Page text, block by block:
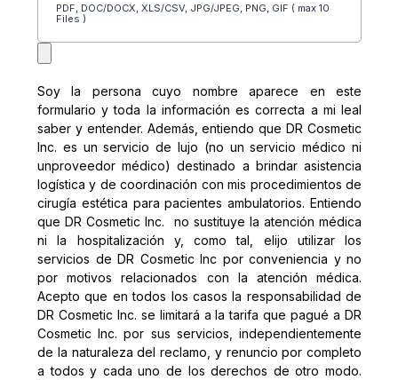
PDF, DOC/DOCX, XLS/CSV, JPG/JPEG, PNG, GIF ( max 10
Files )
Soy la persona cuyo nombre aparece en este
formulario y toda la información es correcta a mi leal
saber y entender. Además, entiendo que DR Cosmetic
Inc. es un servicio de lujo (no un servicio médico ni
unproveedor médico) destinado a brindar asistencia
logística y de coordinación con mis procedimientos de
cirugía estética para pacientes ambulatorios. Entiendo
que DR Cosmetic Inc. no sustituye la atención médica
ni la hospitalización y, como tal, elijo utilizar los
servicios de DR Cosmetic Inc por conveniencia y no
por motivos relacionados con la atención médica.
Acepto que en todos los casos la responsabilidad de
DR Cosmetic Inc. se limitará a la tarifa que pagué a DR
Cosmetic Inc. por sus servicios, independientemente
de la naturaleza del reclamo, y renuncio por completo
a todos y cada uno de los derechos de otro modo.